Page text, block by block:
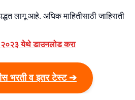
लागू आहे. अधिक माहितीसाठी जाहिराती
२०२३ येथे डाउनलोड करा
भरती व इतर टेस्ट ➔